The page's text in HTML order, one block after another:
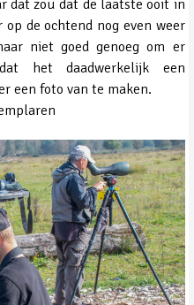
dat zou dat de laatste ooit in
de ochtend nog even weer
niet goed genoeg om er
het daadwerkelijk een
een foto van te maken.